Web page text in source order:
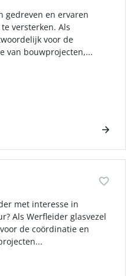
gedreven en ervaren
versterken. Als
voor de
van bouwprojecten,...
met interesse in
Als Werfleider glasvezel
de coördinatie en